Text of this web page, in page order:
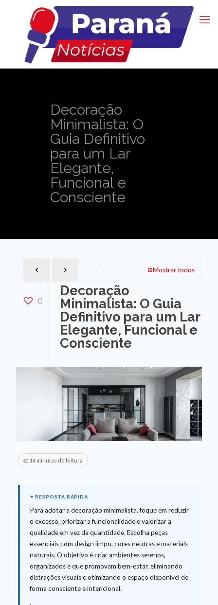
Decoração
Minimalista: O
Guia Definitivo
para um Lar
Elegante,
Funcional e
Consciente
Mostrar todos
0
Decoração
Minimalista: O Guia
Definitivo para um Lar
Elegante, Funcional e
Consciente
📖 14 minutos de leitura
Para adotar a decoração minimalista, foque em reduzir
o excesso, priorizar a funcionalidade e valorizar a
qualidade em vez da quantidade. Escolha peças
essenciais com design limpo, cores neutras e materiais
naturais. O objetivo é criar ambientes serenos,
organizados e que promovam bem-estar, eliminando
distrações visuais e otimizando o espaço disponível de
forma consciente e intencional.